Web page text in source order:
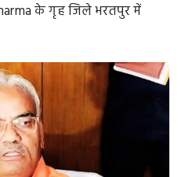
के गृह जिले भरतपुर में